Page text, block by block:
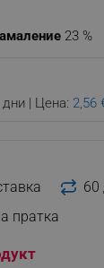
23 %
дни | Цена: 2,56
60
пратка